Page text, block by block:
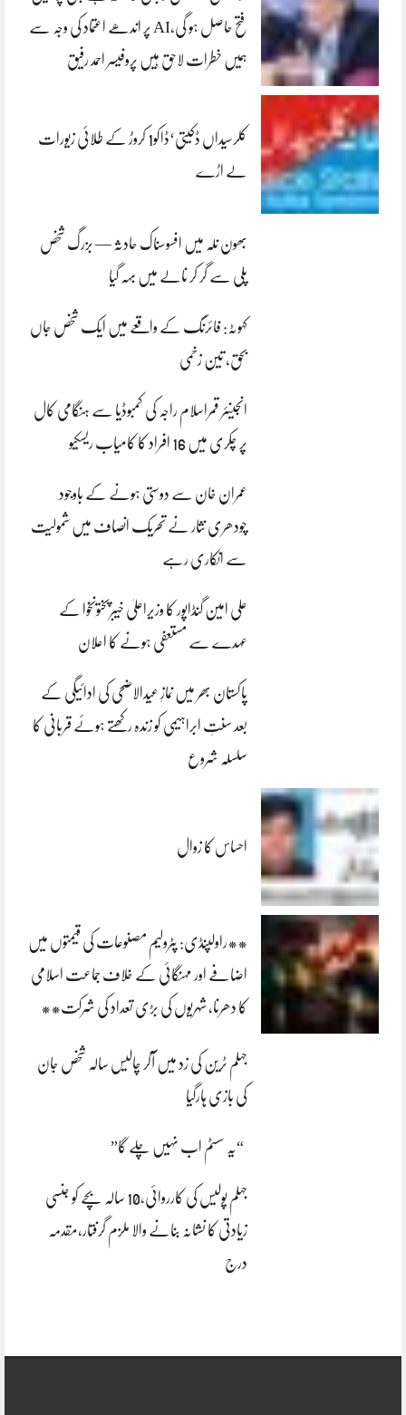
فتح حاصل ہو گی،AI پر اندھے اعتماد کی وجہ سے
ہمیں خطرات لاحق ہیں پروفیسر احمد رفیق
کلرسیداں ڈکیتی‘ڈاکو1 کروڑ کے طلائی زیورات
لے اڑے
بھون نلہ میں افسوسناک حادثہ — بزرگ شخص
پلی سے گر کر نالے میں بہہ گیا
کہوٹہ: فائرنگ کے واقعے میں ایک شخص جاں
بحق، تین زخمی
انجینئر قمراسلام راجہ کی کمبوڈیا سے ہنگامی کال
پر چکری میں 16 افراد کا کامیاب ریسکیو
عمران خان سے دوستی ہونے کے باوجود
چودھری نثار نے تحریک انصاف میں شمولیت
سے انکاری رہے
علی امین گنڈاپور کا وزیراعلیٰ خیبرپختونخوا کے
عہدے سے مستعفی ہونے کا اعلان
پاکستان بھر میں نمازِ عیدالاضحی کی ادائیگی کے
بعد سنتِ ابراہیمی کو زندہ رکھتے ہوئے قربانی کا
سلسلہ شروع
احساس کا زوال
**راولپنڈی: پٹرولیم مصنوعات کی قیمتوں میں
اضافے اور مہنگائی کے خلاف جماعت اسلامی
کا دھرنا، شہریوں کی بڑی تعداد کی شرکت**
جہلم ٹرین کی زد میں آکر چالیس سالہ شخص جان
کی بازی ہارگیا
“یہ سسٹم اب نہیں چلے گا”
جہلم پولیس کی کارروائی،10 سالہ بچے کو جنسی
زیادتی کا نشانہ بنانے والا ملزم گرفتار،مقدمہ
درج